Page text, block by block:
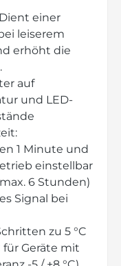
einer
leiserem
erhöht die
auf
und LED-
1 Minute und
einstellbar
6 Stunden)
Signal bei
zu 5 °C
für Geräte mit